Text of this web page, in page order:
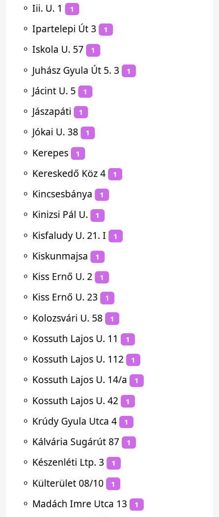
⚬ Iii. U. 1 1
⚬ Ipartelepi Út 3 1
⚬ Iskola U. 57 1
⚬ Juhász Gyula Út 5. 3 1
⚬ Jácint U. 5 1
⚬ Jászapáti 1
⚬ Jókai U. 38 1
⚬ Kerepes 1
⚬ Kereskedő Köz 4 1
⚬ Kincsesbánya 1
⚬ Kinizsi Pál U. 1
⚬ Kisfaludy U. 21. I 1
⚬ Kiskunmajsa 1
⚬ Kiss Ernő U. 2 1
⚬ Kiss Ernő U. 23 1
⚬ Kolozsvári U. 58 1
⚬ Kossuth Lajos U. 11 1
⚬ Kossuth Lajos U. 112 1
⚬ Kossuth Lajos U. 14/a 1
⚬ Kossuth Lajos U. 42 1
⚬ Krúdy Gyula Utca 4 1
⚬ Kálvária Sugárút 87 1
⚬ Készenléti Ltp. 3 1
⚬ Külterület 08/10 1
⚬ Madách Imre Utca 13 1